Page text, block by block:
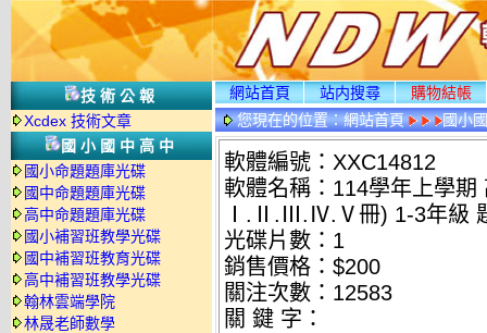
技術公報
Xcdex 技術文章
國小國中高中
國小命題題庫光碟
國中命題題庫光碟
高中命題題庫光碟
國小補習班教學光碟
國中補習班教育光碟
高中補習班教學光碟
翰林雲端學院
林晟老師數學
網站首頁 站内搜尋
購物結帳
您現在的位置：網站首頁 國小
軟體編號：XXC14812
軟體名稱：114學年上學
Ⅰ.Ⅱ.Ⅲ.Ⅳ.Ⅴ冊) 1-3年級
光碟片數：1
銷售價格：$200
關注次數： 12583
關 鍵 字：